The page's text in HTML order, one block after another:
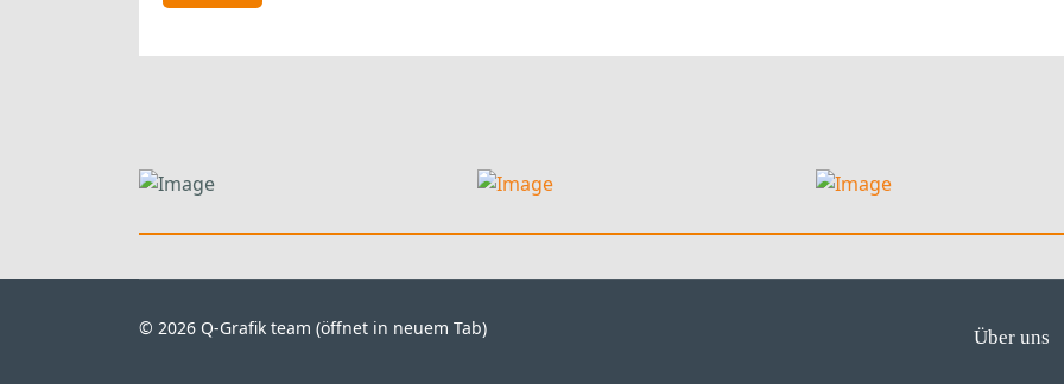
© 2026 Q-Grafik team (öffnet in neuem Tab) Über uns